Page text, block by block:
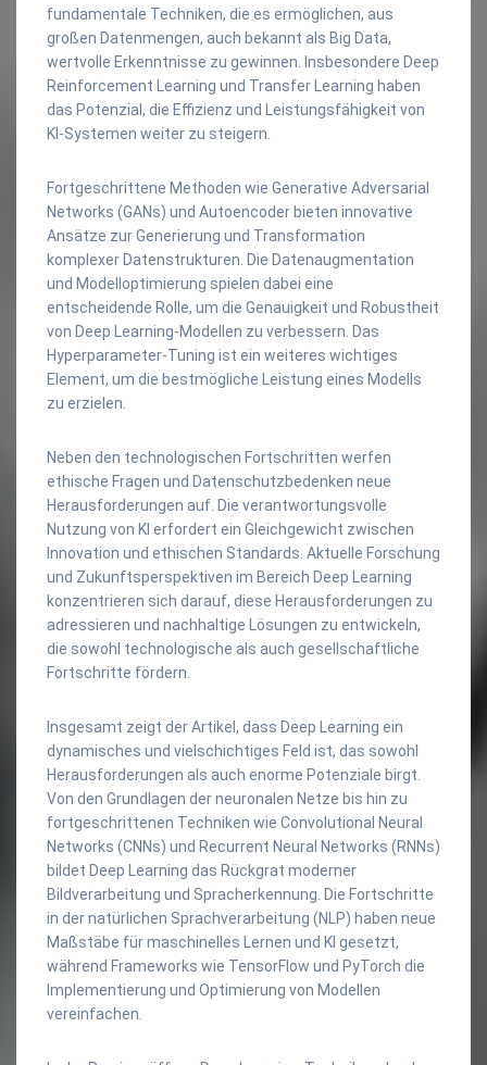
fundamentale Techniken, die es ermöglichen, aus
großen Datenmengen, auch bekannt als Big Data,
wertvolle Erkenntnisse zu gewinnen. Insbesondere Deep
Reinforcement Learning und Transfer Learning haben
das Potenzial, die Effizienz und Leistungsfähigkeit von
KI-Systemen weiter zu steigern.
Fortgeschrittene Methoden wie Generative Adversarial
Networks (GANs) und Autoencoder bieten innovative
Ansätze zur Generierung und Transformation
komplexer Datenstrukturen. Die Datenaugmentation
und Modelloptimierung spielen dabei eine
entscheidende Rolle, um die Genauigkeit und Robustheit
von Deep Learning-Modellen zu verbessern. Das
Hyperparameter-Tuning ist ein weiteres wichtiges
Element, um die bestmögliche Leistung eines Modells
zu erzielen.
Neben den technologischen Fortschritten werfen
ethische Fragen und Datenschutzbedenken neue
Herausforderungen auf. Die verantwortungsvolle
Nutzung von KI erfordert ein Gleichgewicht zwischen
Innovation und ethischen Standards. Aktuelle Forschung
und Zukunftsperspektiven im Bereich Deep Learning
konzentrieren sich darauf, diese Herausforderungen zu
adressieren und nachhaltige Lösungen zu entwickeln,
die sowohl technologische als auch gesellschaftliche
Fortschritte fördern.
Insgesamt zeigt der Artikel, dass Deep Learning ein
dynamisches und vielschichtiges Feld ist, das sowohl
Herausforderungen als auch enorme Potenziale birgt.
Von den Grundlagen der neuronalen Netze bis hin zu
fortgeschrittenen Techniken wie Convolutional Neural
Networks (CNNs) und Recurrent Neural Networks (RNNs)
bildet Deep Learning das Rückgrat moderner
Bildverarbeitung und Spracherkennung. Die Fortschritte
in der natürlichen Sprachverarbeitung (NLP) haben neue
Maßstäbe für maschinelles Lernen und KI gesetzt,
während Frameworks wie TensorFlow und PyTorch die
Implementierung und Optimierung von Modellen
vereinfachen.